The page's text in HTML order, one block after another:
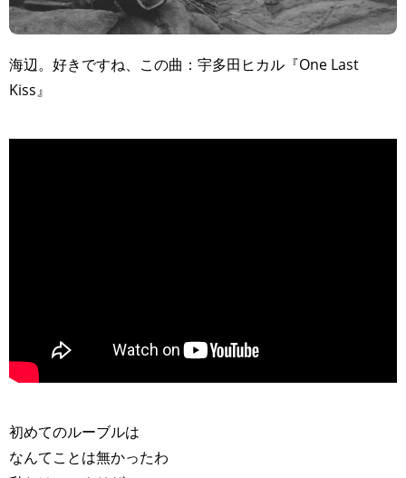
海辺。好きですね、この曲：宇多田ヒカル『One Last
Kiss』
初めてのルーブルは
なんてことは無かったわ